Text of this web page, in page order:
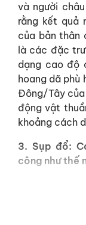
và người
rằng kết quả
của bản
là các đặc
dạng cao độ
hoang dã phù
Đông/Tây của
động vật
khoảng cách
3. Sụp đổ:
công như thế
Khảo sát
định tại sao
và xem xét